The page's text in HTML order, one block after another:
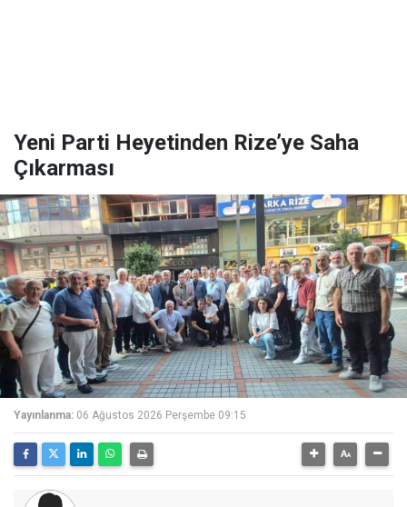
Yeni Parti Heyetinden Rize’ye Saha
Çıkarması
Yayınlanma: 06 Ağustos 2026 Perşembe 09:15